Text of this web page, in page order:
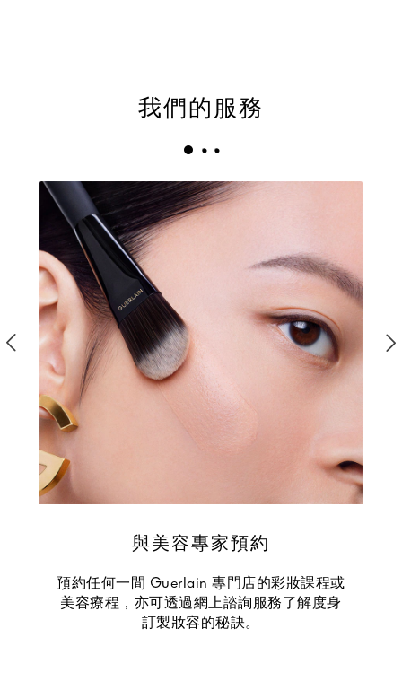
我們的服務
與美容專家預約
預約任何一間 Guerlain 專門店的彩妝課程或
美容療程，亦可透過網上諮詢服務了解度身
訂製妝容的秘訣。